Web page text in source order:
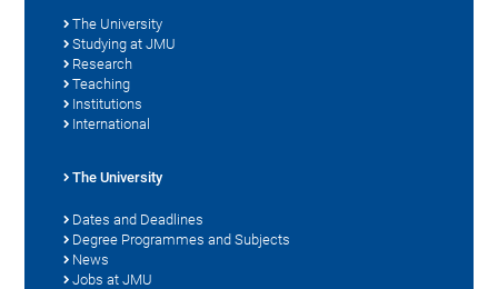
The University
Studying at JMU
Research
Teaching
Institutions
International
The University
Dates and Deadlines
Degree Programmes and Subjects
News
Jobs at JMU